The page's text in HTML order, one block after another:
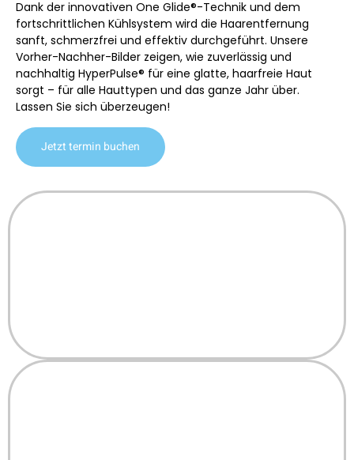
Dank der innovativen One Glide®-Technik und dem
fortschrittlichen Kühlsystem wird die Haarentfernung
sanft, schmerzfrei und effektiv durchgeführt. Unsere
Vorher-Nachher-Bilder zeigen, wie zuverlässig und
nachhaltig HyperPulse® für eine glatte, haarfreie Haut
sorgt – für alle Hauttypen und das ganze Jahr über.
Lassen Sie sich überzeugen!
Jetzt termin buchen